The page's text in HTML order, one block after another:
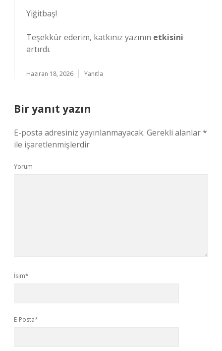
Yiğitbaş!
Teşekkür ederim, katkınız yazının etkisini
artırdı.
Haziran 18, 2026 Yanıtla
Bir yanıt yazın
E-posta adresiniz yayınlanmayacak. Gerekli alanlar*
ile işaretlenmişlerdir
Yorum
İsim*
E-Posta*